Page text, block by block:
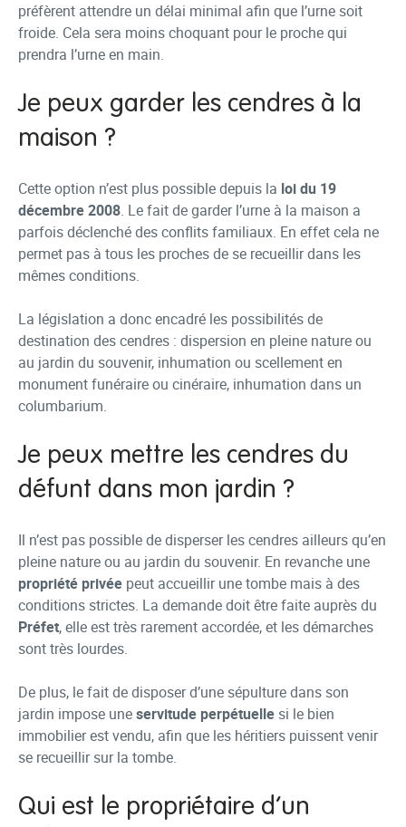
préfèrent attendre un délai minimal afin que l’urne soit
froide. Cela sera moins choquant pour le proche qui
prendra l’urne en main.
Je peux garder les cendres à la
maison ?
Cette option n’est plus possible depuis la loi du 19
décembre 2008. Le fait de garder l’urne à la maison a
parfois déclenché des conflits familiaux. En effet cela ne
permet pas à tous les proches de se recueillir dans les
mêmes conditions.
La législation a donc encadré les possibilités de
destination des cendres : dispersion en pleine nature ou
au jardin du souvenir, inhumation ou scellement en
monument funéraire ou cinéraire, inhumation dans un
columbarium.
Je peux mettre les cendres du
défunt dans mon jardin ?
Il n’est pas possible de disperser les cendres ailleurs qu’en
pleine nature ou au jardin du souvenir. En revanche une
propriété privée peut accueillir une tombe mais à des
conditions strictes. La demande doit être faite auprès du
Préfet, elle est très rarement accordée, et les démarches
sont très lourdes.
De plus, le fait de disposer d’une sépulture dans son
jardin impose uneservitude perpétuelle si le bien
immobilier est vendu, afin que les héritiers puissent venir
se recueillir sur la tombe.
Qui est le propriétaire d’un